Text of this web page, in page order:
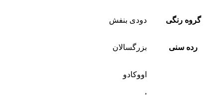
گروه رنگی دودی بنفش
رده سنی بزرگسالان
اووکادو